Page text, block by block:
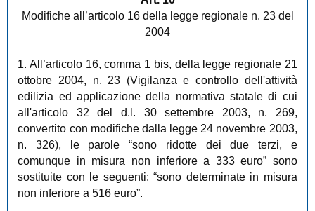
Modifiche all’articolo 16 della legge regionale n. 23 del
2004
1. All’articolo 16, comma 1 bis, della legge regionale 21
ottobre 2004, n. 23 (Vigilanza e controllo dell'attività
edilizia ed applicazione della normativa statale di cui
all'articolo 32 del d.l. 30 settembre 2003, n. 269,
convertito con modifiche dalla legge 24 novembre 2003,
n. 326), le parole “sono ridotte dei due terzi, e
comunque in misura non inferiore a 333 euro” sono
sostituite con le seguenti: “sono determinate in misura
non inferiore a 516 euro”.